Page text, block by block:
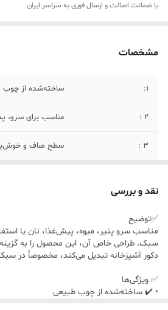
با ضمانت اصالت و ارسال فوری به سراسر ایران
مشخصات
1: ساخته‌شده از چوب
۲ : مناسب برای سرو،
۳ : سطح صاف و
۵:
تا 2 سانتی‌متر
نقد و بررسی
✅توضیح
مناسب سرو پنیر، میوه، پیش‌غذا، نان یا
سبک. طراحی خاص آن، این محصول را به
دکور آشپزخانه تبدیل می‌کند، مخصوصاً در
✅ ویژگی‌ها
• ✔️ ساخته‌شده از چوب طبیعی